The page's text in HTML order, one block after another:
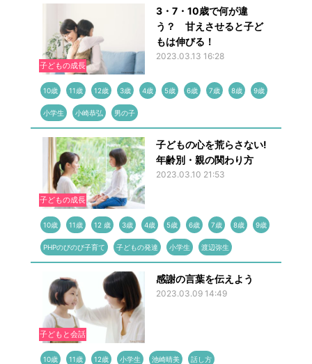
子どもの成長
3・7・10歳で何が違
う？ 甘えさせると子ど
もは伸びる！
2023.03.13 16:28
10歳 11歳 12歳 3歳 4歳 5歳 6歳 7歳 8歳 9歳
小学生 小崎恭弘 男の子
子どもの成長
子どもの心を荒らさない!
年齢別・親の関わり方
2023.03.10 21:53
10歳 11歳 12 歳 3歳 4歳 5歳 6歳 7歳 8歳 9歳
PHPのびのび子育て 子どもの発達 小学生 渡辺弥生
子どもと会話
感謝の言葉を伝えよう
2023.03.09 14:49
10歳 11歳 12歳 小学生 池崎晴美 話し方